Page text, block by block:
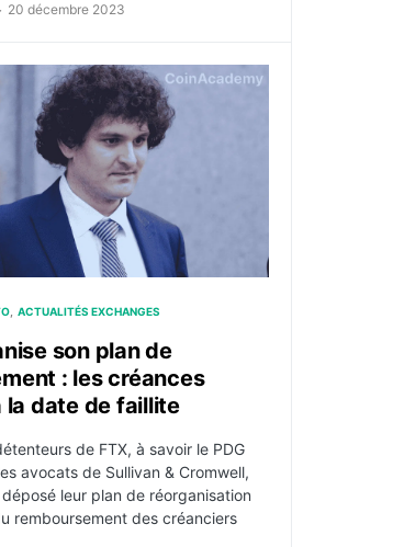
20 décembre 2023
en frais juridiques
son plan de remboursement : les créances
ACTUALITÉS EXCHANGES
son plan de
: les créances
la date de faillite
de FTX, à savoir le PDG
avocats de Sullivan & Cromwell,
leur plan de réorganisation
remboursement des créanciers